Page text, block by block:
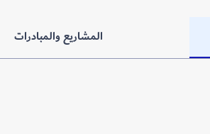
المشاريع والمبادرات